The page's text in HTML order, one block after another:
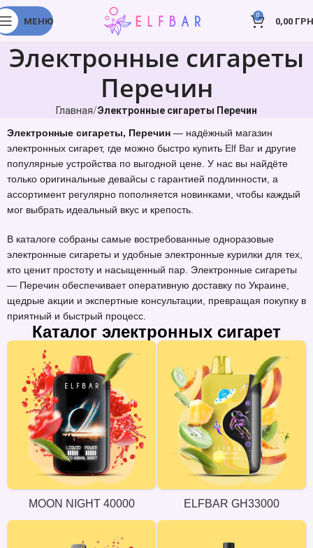
МЕНЮ
0
0,00
Электронные сигареты
Перечин
Главная Электронные сигареты Перечин
Электронные сигареты, Перечин — надёжный магазин
электронных сигарет, где можно быстро купить Elf Bar и другие
популярные устройства по выгодной цене. У нас вы найдёте
только оригинальные девайсы с гарантией подлинности, а
ассортимент регулярно пополняется новинками, чтобы каждый
мог выбрать идеальный вкус и крепость.
В каталоге собраны самые востребованные одноразовые
электронные сигареты и удобные электронные курилки для тех,
кто ценит простоту и насыщенный пар. Электронные сигареты
— Перечин обеспечивает оперативную доставку по Украине,
щедрые акции и экспертные консультации, превращая покупку в
приятный и быстрый процесс.
Каталог электронных сигарет
MOON NIGHT 40000 ELFBAR GH33000